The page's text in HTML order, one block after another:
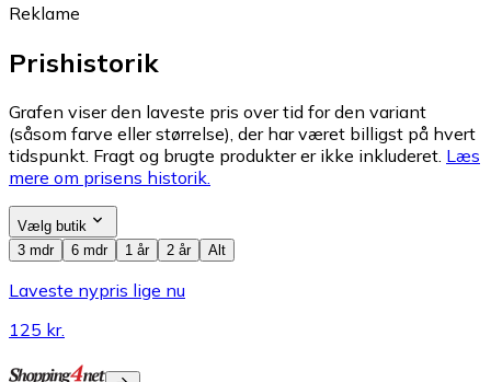
Reklame
Prishistorik
Grafen viser den laveste pris over tid for den variant
(såsom farve eller størrelse), der har været billigst på hvert
tidspunkt. Fragt og brugte produkter er ikke inkluderet. Læs
mere om prisens historik.
Vælg butik
3 mdr
6 mdr 1 år 2 år Alt
Laveste nypris lige nu
125 kr.